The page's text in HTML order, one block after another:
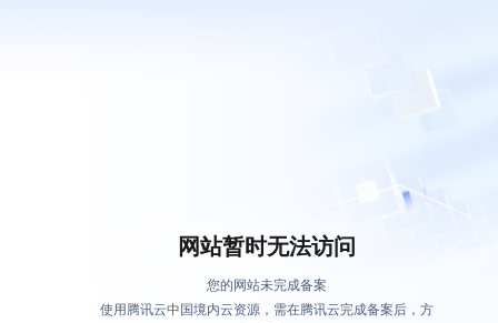
网站暂时无法访问
您的网站未完成备案
使用腾讯云中国境内云资源，需在腾讯云完成备案后，方